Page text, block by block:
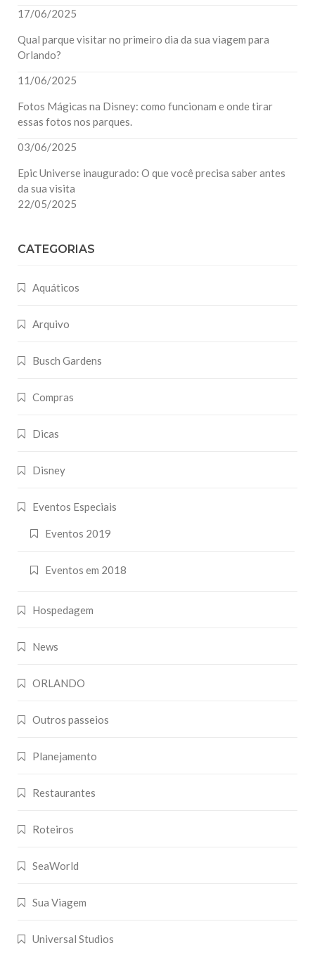
17/06/2025
Qual parque visitar no primeiro dia da sua viagem para
Orlando?
11/06/2025
Fotos Mágicas na Disney: como funcionam e onde tirar
essas fotos nos parques.
03/06/2025
Epic Universe inaugurado: O que você precisa saber antes
da sua visita
22/05/2025
CATEGORIAS
Aquáticos
Arquivo
Busch Gardens
Compras
Dicas
Disney
Eventos Especiais
Eventos 2019
Eventos em 2018
Hospedagem
News
ORLANDO
Outros passeios
Planejamento
Restaurantes
Roteiros
SeaWorld
Sua Viagem
Universal Studios